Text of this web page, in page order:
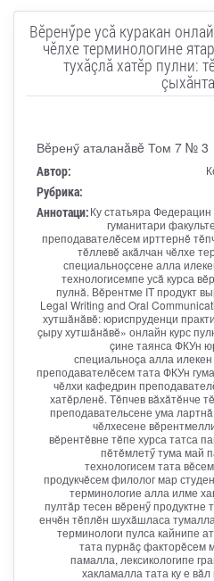
Вĕренӳре усă куракан
чĕлхе терминологине
тухăçлă хатĕр пулни:
Вĕренӳ аталанăвĕ Том 7 № 3
Автор:
Рубрика:
Аннотаци:Ку статьяра
гуманитари
преподавателĕсем ирттернĕ
тĕллевĕ акăлчан чĕлхе
специальноçсене алла
технологисемпе усă курса
пулнă. Вĕрентме IT продукт
Legal Writing and Oral
хутшăнăвĕ: юриспруденци
çыру хутшăнăвĕ» онлайн курс
çине таянса ФКУн
специальноçа алла
преподавателĕсем тата ФКУн
чĕлхи кафедрин
хатĕрленĕ. Тĕпчев вăхăтĕнче
преподавательсене ума
чĕлхесене
вĕрентĕвне тĕпе хурса татса
пĕтĕмлетӳ тума май
технологисем тата
продукчĕсем филолог мар
терминологие алла илме
пултăр тесен вĕренӳ продуктне
енчĕн тĕплĕн шухăшласа
терминологи пулса кайнипе
тата пурнăç факторĕсем
памалла, лексикологипе
хакламалла тата ку е вăл